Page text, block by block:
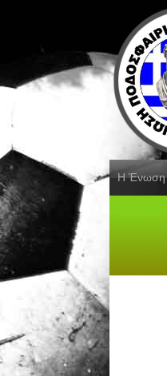
Η Ένωση